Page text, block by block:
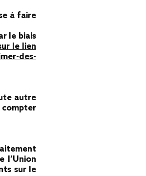
à faire
le biais
le lien
des-
autre
compter
l’Union
sur le